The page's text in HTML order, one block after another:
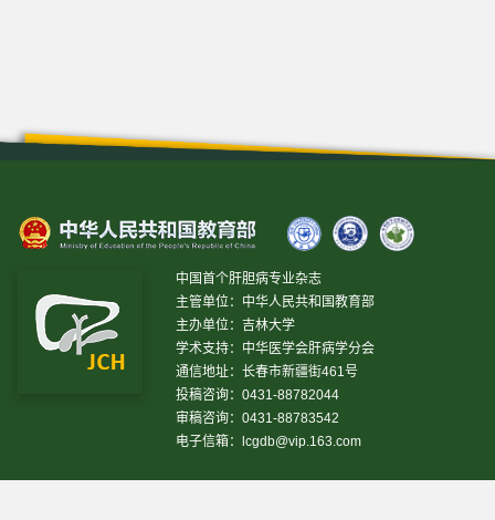
中国首个肝胆病专业杂志
主管单位：中华人民共和国教育部
主办单位：吉林大学
学术支持：中华医学会肝病学分会
通信地址：长春市新疆街461号
投稿咨询：0431-88782044
审稿咨询：0431-88783542
电子信箱：
lcgdb@vip.163.com